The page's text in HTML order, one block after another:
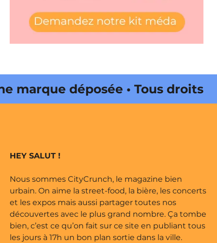
déposée • Tous droits
par Buena Onda Web •
HEY SALUT !
Nous sommes CityCrunch, le magazine bien
urbain. On aime la street-food, la bière, les concerts
et les expos mais aussi partager toutes nos
découvertes avec le plus grand nombre. Ça tombe
bien, c’est ce qu’on fait sur ce site en publiant tous
les jours à 17h un bon plan sortie dans la ville.